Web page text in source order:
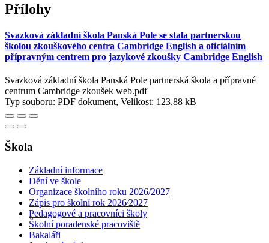
Přílohy
Svazková základní škola Panská Pole se stala partnerskou
školou zkouškového centra Cambridge English a oficiálním
přípravným centrem pro jazykové zkoušky Cambridge English
Svazková základní škola Panská Pole partnerská škola a přípravné
centrum Cambridge zkoušek web.pdf
Typ souboru: PDF dokument, Velikost: 123,88 kB
Škola
Základní informace
Dění ve škole
Organizace školního roku 2026/2027
Zápis pro školní rok 2026⁄2027
Pedagogové a pracovníci školy
Školní poradenské pracoviště
Bakaláři